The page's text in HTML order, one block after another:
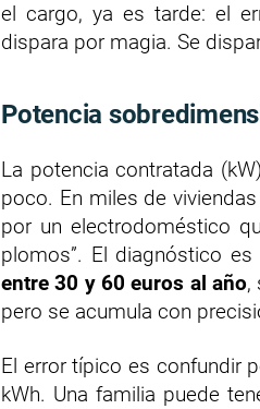
el cargo, ya es tarde: el
dispara por magia. Se
Potencia
La potencia contratada
poco. En miles de
por un electrodoméstico
plomos”. El diagnóstico es
entre 30 y 60 euros al año,
pero se acumula con
El error típico es confundir
kWh. Una familia puede